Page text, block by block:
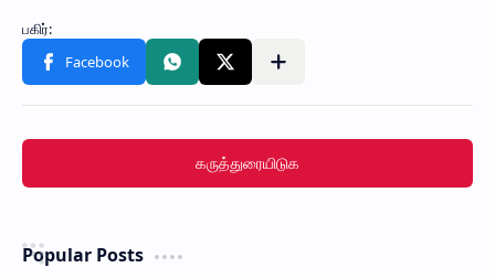
கருத்துரையிடுக
Popular Posts